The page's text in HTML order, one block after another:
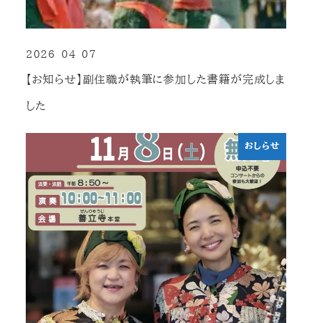
【お知らせ】副住職が執筆に参加した書籍が完成しま
した
2026-04-07
おしらせ